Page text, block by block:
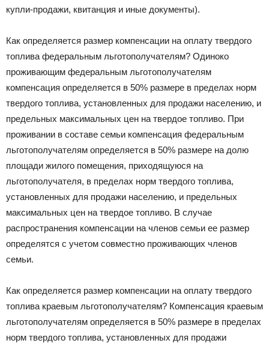
купли-продажи, квитанция и иные документы).
Как определяется размер компенсации на оплату твердого
топлива федеральным льготополучателям? Одиноко
проживающим федеральным льготополучателям
компенсация определяется в 50% размере в пределах норм
твердого топлива, установленных для продажи населению, и
предельных максимальных цен на твердое топливо. При
проживании в составе семьи компенсация федеральным
льготополучателям определяется в 50% размере на долю
площади жилого помещения, приходящуюся на
льготополучателя, в пределах норм твердого топлива,
установленных для продажи населению, и предельных
максимальных цен на твердое топливо. В случае
распространения компенсации на членов семьи ее размер
определятся с учетом совместно проживающих членов
семьи.
Как определяется размер компенсации на оплату твердого
топлива краевым льготополучателям? Компенсация краевым
льготополучателям определяется в 50% размере в пределах
норм твердого топлива, установленных для продажи